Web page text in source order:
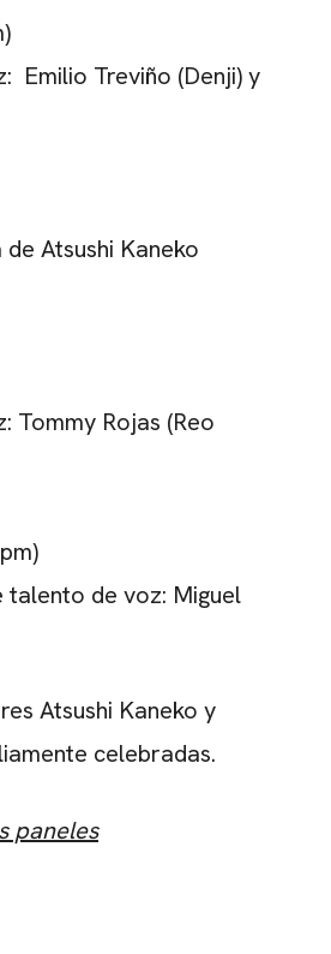
Emilio Treviño (Denji) y
Atsushi Kaneko
Tommy Rojas (Reo
talento de voz: Miguel
Atsushi Kaneko y
celebradas.
paneles